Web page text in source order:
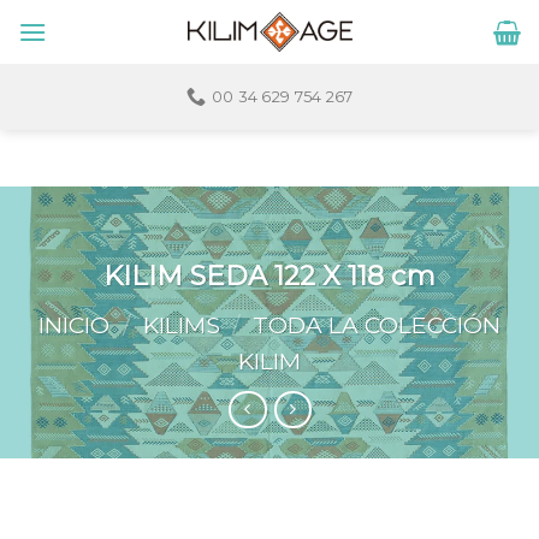
00 34 629 754 267
KILIM SEDA 122 X 118 cm
INICIO / KILIMS / TODA LA COLECCIÓN
KILIM